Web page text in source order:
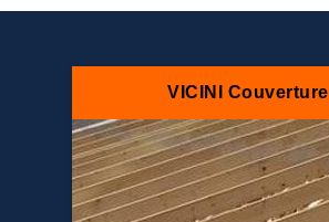
VICINI Couverture